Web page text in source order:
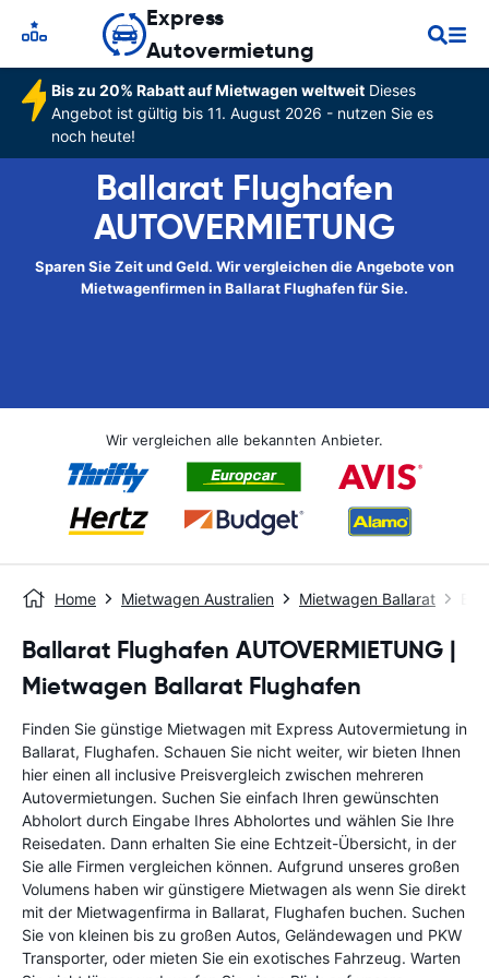
Express
Autovermietung
Bis zu 20% Rabatt auf Mietwagen weltweitDieses
Angebot ist gültig bis 11. August 2026 - nutzen Sie es
noch heute!
Ballarat Flughafen
AUTOVERMIETUNG
Sparen Sie Zeit und Geld. Wir vergleichen die Angebote von
Mietwagenfirmen in Ballarat Flughafen für Sie.
Wir vergleichen alle bekannten Anbieter.
Home Mietwagen Australien Mietwagen Ballarat
Ballarat Flughafen AUTOVERMIETUNG |
Mietwagen Ballarat Flughafen
Finden Sie günstige Mietwagen mit Express Autovermietung in
Ballarat, Flughafen. Schauen Sie nicht weiter, wir bieten Ihnen
hier einen all inclusive Preisvergleich zwischen mehreren
Autovermietungen. Suchen Sie einfach Ihren gewünschten
Abholort durch Eingabe Ihres Abholortes und wählen Sie Ihre
Reisedaten. Dann erhalten Sie eine Echtzeit-Übersicht, in der
Sie alle Firmen vergleichen können. Aufgrund unseres großen
Volumens haben wir günstigere Mietwagen als wenn Sie direkt
mit der Mietwagenfirma in Ballarat, Flughafen buchen. Suchen
Sie von kleinen bis zu großen Autos, Geländewagen und PKW
Transporter, oder mieten Sie ein exotisches Fahrzeug. Warten